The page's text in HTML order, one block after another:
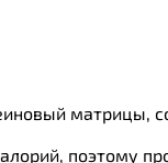
поэтому